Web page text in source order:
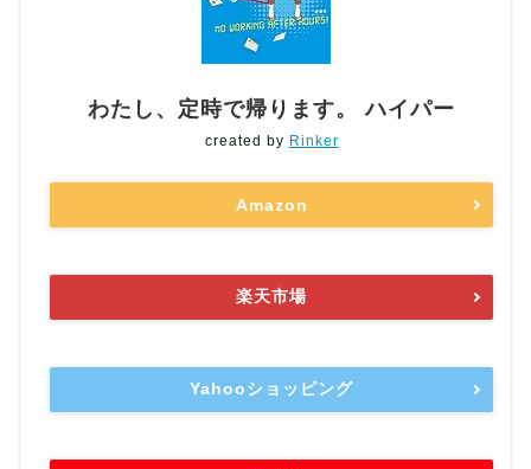
わたし、定時で帰ります。 ハイパー
created by Rinker
Amazon
楽天市場
Yahooショッピング